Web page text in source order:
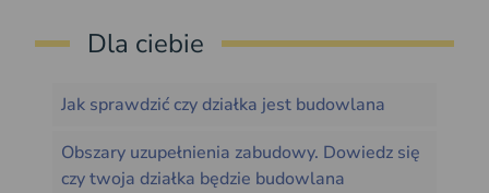
Dla ciebie
Jak sprawdzić czy działka jest budowlana
Obszary uzupełnienia zabudowy. Dowiedz się
czy twoja działka będzie budowlana